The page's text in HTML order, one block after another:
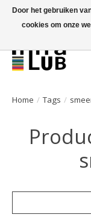
Minder stilstand, meer
Home / Tags /
Door het gebruiken
cookies om onze